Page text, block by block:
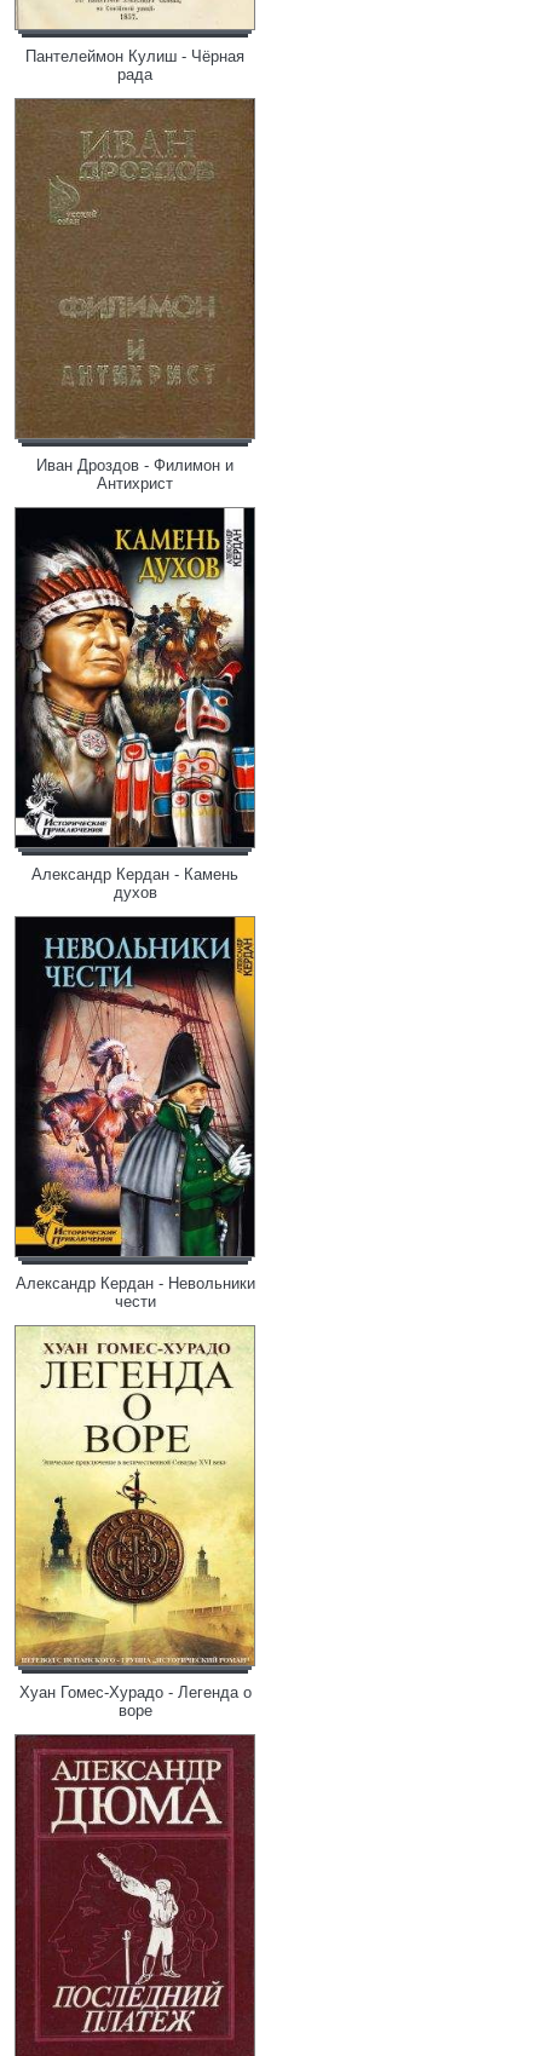
Пантелеймон Кулиш - Чёрная
рада
Иван Дроздов - Филимон и
Антихрист
Александр Кердан - Камень
духов
Александр Кердан - Невольники
чести
Хуан Гомес-Хурадо - Легенда о
воре